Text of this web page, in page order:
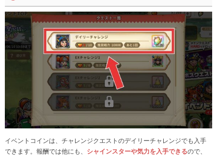
イベントコインは、チャレンジクエストのデイリーチャレンジでも入手
できます。報酬では他にも、 シャインスターや気力を入手できるので、